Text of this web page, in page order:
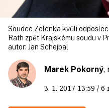
Soudce Zelenka kvůli
Rath zpět Krajskému soudu v
autor: Jan Schejbal
Marek Pokorný,
3. 1. 2017 13:59 / 6